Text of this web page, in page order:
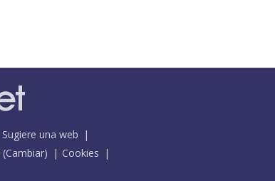
Sugiere una web
(Cambiar)
Cookies